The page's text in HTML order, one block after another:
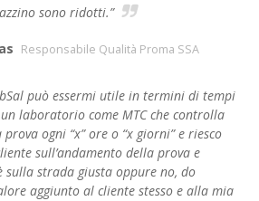
sono ridotti.”
Responsabile Qualità Proma SSA
può essermi utile in termini di tempi
laboratorio come MTC che controlla
ogni “x” ore o “x giorni” e riesco
sull’andamento della prova e
sulla strada giusta oppure no, do
aggiunto al cliente stesso e alla mia